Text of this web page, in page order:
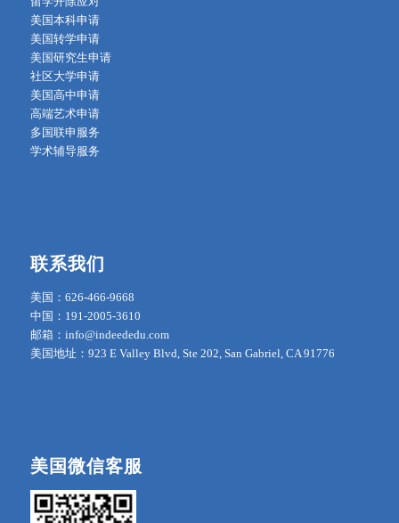
美国本科申请
美国转学申请
美国研究生申请
社区大学申请
美国高中申请
高端艺术申请
多国联申服务
学术辅导服务
联系我们
美国：626-466-9668
中国：191-2005-3610
邮箱：info@indeededu.com
美国地址：923 E Valley Blvd, Ste 202, San Gabriel, CA 91776
美国微信客服